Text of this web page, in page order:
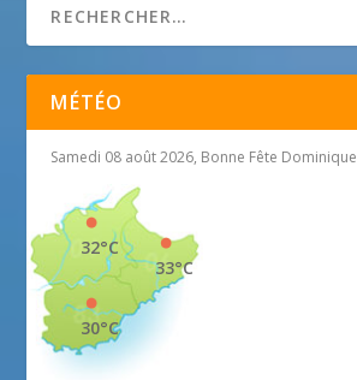
MÉTÉO
Samedi 08 août 2026, Bonne Fête Dominique
33°C
32°C
30°C